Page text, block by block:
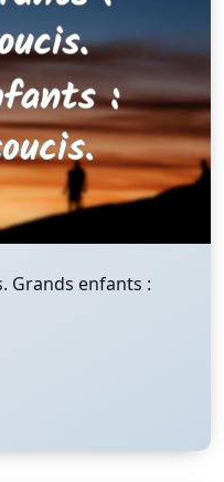
Grands enfants :